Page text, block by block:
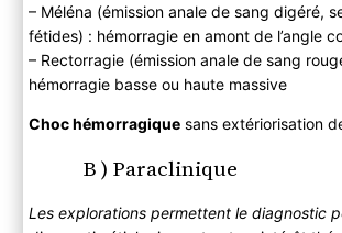
– Méléna (émission anale de sang digéré,
fétides) : hémorragie en amont de l’angle
– Rectorragie (émission anale de sang
hémorragie basse ou haute massive
Choc hémorragiquesans extériorisation
B ) Paraclinique
Les explorations permettent le diagnostic